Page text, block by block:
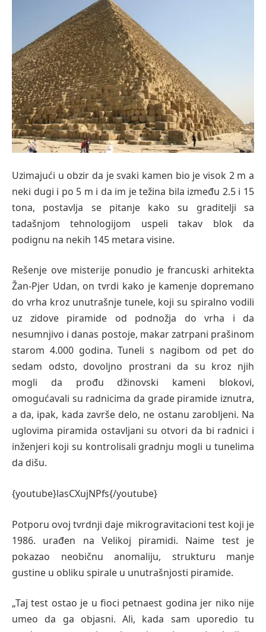
Uzimajući u obzir da je svaki kamen bio je visok 2 m a
neki dugi i po 5 m i da im je težina bila između 2.5 i 15
tona, postavlja se pitanje kako su graditelji sa
tadašnjom tehnologijom uspeli takav blok da
podignu na nekih 145 metara visine.
Rešenje ove misterije ponudio je francuski arhitekta
Žan-Pjer Udan, on tvrdi kako je kamenje dopremano
do vrha kroz unutrašnje tunele, koji su spiralno vodili
uz zidove piramide od podnožja do vrha i da
nesumnjivo i danas postoje, makar zatrpani prašinom
starom 4.000 godina. Tuneli s nagibom od pet do
sedam odsto, dovoljno prostrani da su kroz njih
mogli da prođu džinovski kameni blokovi,
omogućavali su radnicima da grade piramide iznutra,
a da, ipak, kada završe delo, ne ostanu zarobljeni. Na
uglovima piramida ostavljani su otvori da bi radnici i
inženjeri koji su kontrolisali gradnju mogli u tunelima
da dišu.
{youtube}lasCXujNPfs{/youtube}
Potporu ovoj tvrdnji daje mikrogravitacioni test koji je
1986. urađen na Velikoj piramidi. Naime test je
pokazao neobičnu anomaliju, strukturu manje
gustine u obliku spirale u unutrašnjosti piramide.
„Taj test ostao je u fioci petnaest godina jer niko nije
umeo da ga objasni. Ali, kada sam uporedio tu